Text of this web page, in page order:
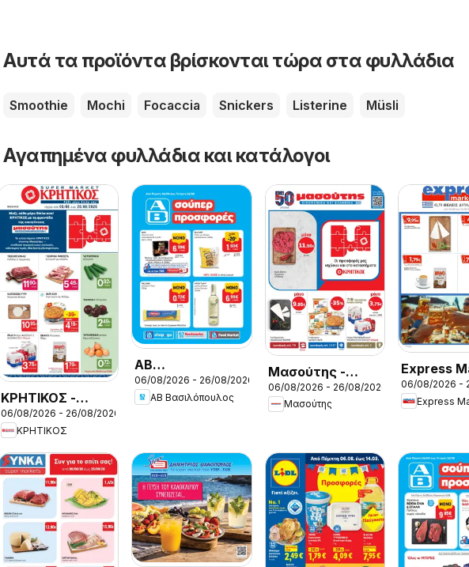
Αυτά τα προϊόντα βρίσκονται τώρα στα φυλλάδια
Smoothie Mochi Focaccia Snickers Listerine Müsli
Αγαπημένα φυλλάδια και κατάλογοι
ΚΡΗΤΙΚΟΣ -
Προσφορές
06/08/2026 - 26/08/2026
ΚΡΗΤΙΚΟΣ
ΑΒ
Βασιλόπουλος -
Προσφορές vol.1
06/08/2026 - 26/08/2026
ΑΒ Βασιλόπουλος
Μασούτης -
Προσφορές
06/08/2026 - 26/08/2026
Μασούτης
Express
06/08/2026 -
Express